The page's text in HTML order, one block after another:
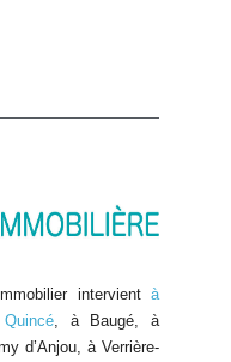
intervient à
, à Baugé, à
d’Anjou, à Verrière-